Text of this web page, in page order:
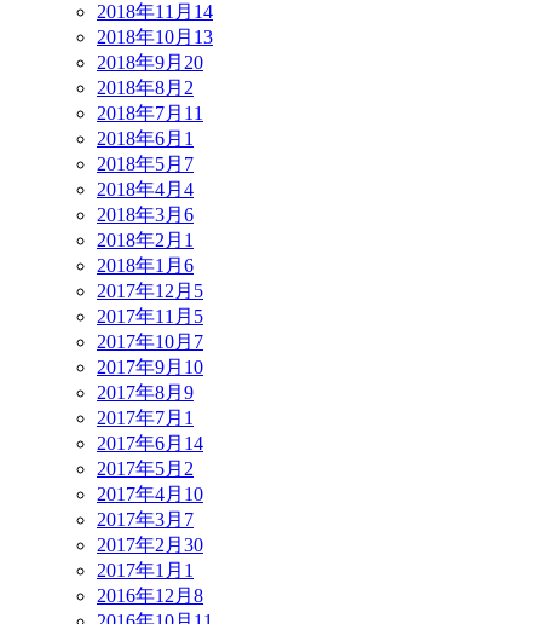
2018年11月 14
2018年10月 13
2018年9月 20
2018年8月 2
2018年7月 11
2018年6月 1
2018年5月 7
2018年4月 4
2018年3月 6
2018年2月 1
2018年1月 6
2017年12月 5
2017年11月 5
2017年10月 7
2017年9月 10
2017年8月 9
2017年7月 1
2017年6月 14
2017年5月 2
2017年4月 10
2017年3月 7
2017年2月 30
2017年1月 1
2016年12月 8